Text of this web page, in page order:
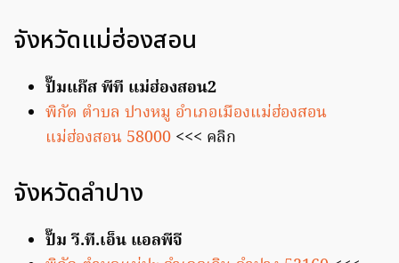
จังหวัดแม่ฮ่องสอน
ปั๊มแก๊ส พีที แม่ฮ่องสอน2
พิกัด ตำบล ปางหมู อำเภอเมืองแม่ฮ่องสอน
แม่ฮ่องสอน 58000 <<< คลิก
จังหวัดลำปาง
ปั๊ม วี.ที.เอ็น แอลพีจี